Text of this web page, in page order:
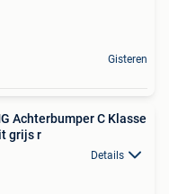
Gisteren
Achterbumper C Klasse
grijs r
Details